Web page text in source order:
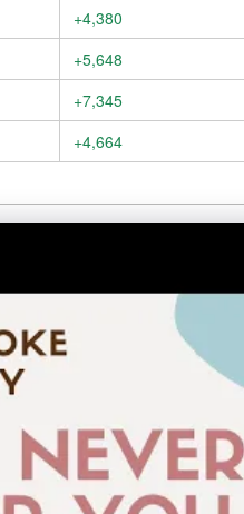
+4,380
+5,648
+7,345
+4,664